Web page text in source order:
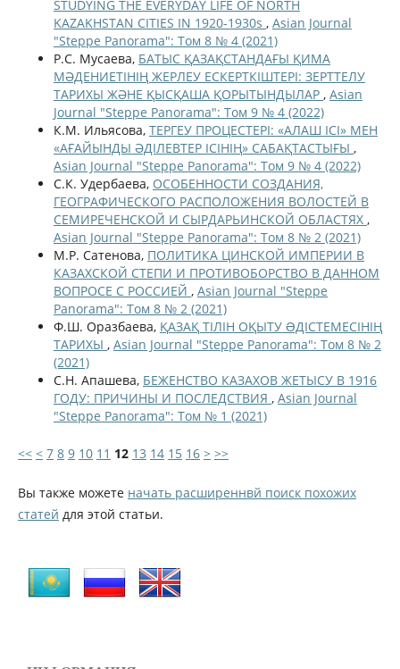
STUDYING THE EVERYDAY LIFE OF NORTH
KAZAKHSTAN CITIES IN 1920-1930s , Asian Journal
"Steppe Panorama": Том 8 № 4 (2021)
Р.С. Мусаева, БАТЫС ҚАЗАҚСТАНДАҒЫ ҚИМА
МӘДЕНИЕТІНІҢ ЖЕРЛЕУ ЕСКЕРТКІШТЕРІ: ЗЕРТТЕЛУ
ТАРИХЫ ЖӘНЕ ҚЫСҚАША ҚОРЫТЫНДЫЛАР , Asian
Journal "Steppe Panorama": Том 9 № 4 (2022)
К.М. Ильясова, ТЕРГЕУ ПРОЦЕСТЕРІ: «АЛАШ ІСІ» МЕН
«АҒАЙЫНДЫ ӘДІЛЕВТЕР ІСІНІҢ» САБАҚТАСТЫҒЫ ,
Asian Journal "Steppe Panorama": Том 9 № 4 (2022)
С.К. Удербаева, ОСОБЕННОСТИ СОЗДАНИЯ,
ГЕОГРАФИЧЕСКОГО РАСПОЛОЖЕНИЯ ВОЛОСТЕЙ В
СЕМИРЕЧЕНСКОЙ И СЫРДАРЬИНСКОЙ ОБЛАСТЯХ ,
Asian Journal "Steppe Panorama": Том 8 № 2 (2021)
М.Р. Сатенова, ПОЛИТИКА ЦИНСКОЙ ИМПЕРИИ В
КАЗАХСКОЙ СТЕПИ И ПРОТИВОБОРСТВО В ДАННОМ
ВОПРОСЕ С РОССИЕЙ , Asian Journal "Steppe
Panorama": Том 8 № 2 (2021)
Ф.Ш. Оразбаева, ҚАЗАҚ ТІЛІН ОҚЫТУ ƏДІСТЕМЕСІНІҢ
ТАРИХЫ , Asian Journal "Steppe Panorama": Том 8 № 2
(2021)
С.Н. Апашева, БЕЖЕНСТВО КАЗАХОВ ЖЕТЫСУ В 1916
ГОДУ: ПРИЧИНЫ И ПОСЛЕДСТВИЯ , Asian Journal
"Steppe Panorama": Том № 1 (2021)
<< < 7 8 9 10 11 12 13 14 15 16 > >>
Вы также можете начать расширеннвй поиск похожих
статей для этой статьи.